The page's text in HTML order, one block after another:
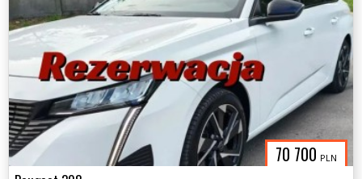
70 700 PLN